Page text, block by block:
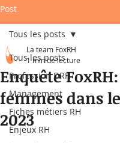
Post
Tous les posts
Profession DRH
Management
Fiches métiers RH
Enjeux RH
Tous les posts
Enquête
femmes dans
2023
La team FoxRH
1 min de lecture